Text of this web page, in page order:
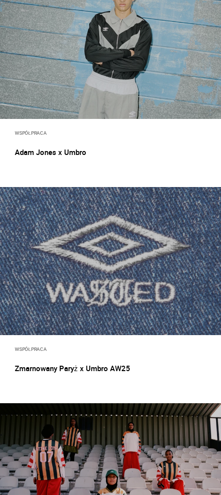
WSPÓŁPRACA
Adam Jones x Umbro
WSPÓŁPRACA
Zmarnowany Paryż x Umbro AW25